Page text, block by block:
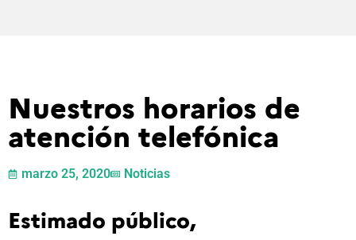
Nuestros horarios de
atención telefónica
marzo 25, 2020 Noticias
Estimado público,